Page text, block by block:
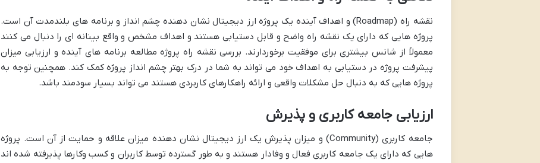
نقشه راه (Roadmap) و اهداف آینده یک پروژه ارز دیجیتال نشان دهنده چشم انداز و برنامه های بلندمدت آن است.
پروژه هایی که دارای یک نقشه راه واضح و قابل دستیابی هستند و اهداف مشخص و واقع بینانه ای را دنبال می کنند
معمولاً از شانس بیشتری برای موفقیت برخوردارند. بررسی نقشه راه پروژه مطالعه برنامه های آینده و ارزیابی میزان
پیشرفت پروژه در دستیابی به اهداف خود می تواند به شما در درک بهتر چشم انداز پروژه کمک کند. همچنین توجه به
پروژه هایی که به دنبال حل مشکلات واقعی و ارائه راهکارهای کاربردی هستند می تواند بسیار سودمند باشد.
ارزیابی جامعه کاربری و پذیرش
جامعه کاربری (Community) و میزان پذیرش یک ارز دیجیتال نشان دهنده میزان علاقه و حمایت از آن است. پروژه
هایی که دارای یک جامعه کاربری فعال و وفادار هستند و به طور گسترده توسط کاربران و کسب وکارها پذیرفته شده اند